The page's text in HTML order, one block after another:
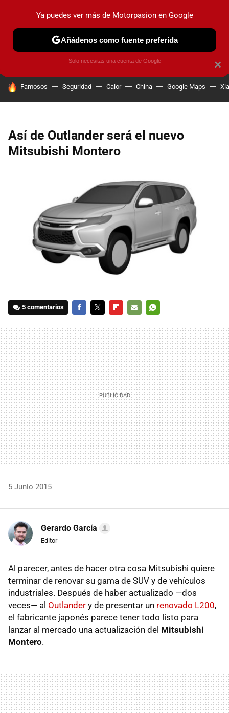
PRUEBAS COCHES ELÉCTRICOS OBSERVATORIO
HOY SE HABLA DE
Famosos Seguridad Calor China Google Maps
Así de Outlander será el nuevo
Mitsubishi Montero
5 comentarios
MAIL
5 Junio 2015
Gerardo García
Editor
Al parecer, antes de hacer otra cosa Mitsubishi quiere
terminar de renovar su gama de SUV y de vehículos
industriales. Después de haber actualizado —dos
veces— al Outlander y de presentar un renovado L200,
el fabricante japonés parece tener todo listo para
lanzar al mercado una actualización del Mitsubishi
Montero.
×
Ya puedes ver más de Motorpasion en Google
Añádenos como fuente preferida
Solo necesitas una cuenta de Google